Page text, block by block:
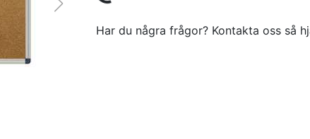
Har du några frågor? Kontakta oss så